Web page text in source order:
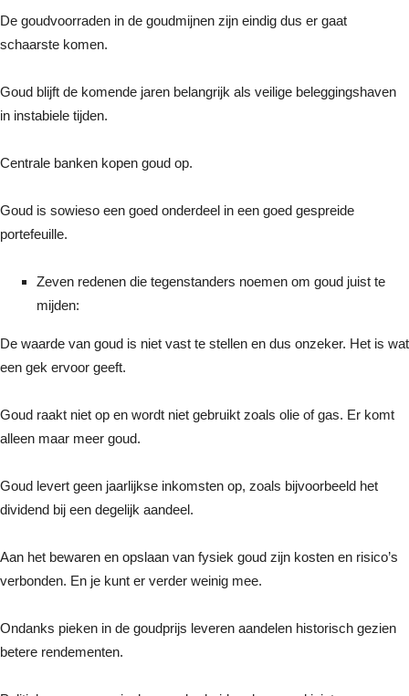
De goudvoorraden in de goudmijnen zijn eindig dus er gaat
schaarste komen.
Goud blijft de komende jaren belangrijk als veilige beleggingshaven
in instabiele tijden.
Centrale banken kopen goud op.
Goud is sowieso een goed onderdeel in een goed gespreide
portefeuille.
Zeven redenen die tegenstanders noemen om goud juist te
mijden:
De waarde van goud is niet vast te stellen en dus onzeker. Het is wat
een gek ervoor geeft.
Goud raakt niet op en wordt niet gebruikt zoals olie of gas. Er komt
alleen maar meer goud.
Goud levert geen jaarlijkse inkomsten op, zoals bijvoorbeeld het
dividend bij een degelijk aandeel.
Aan het bewaren en opslaan van fysiek goud zijn kosten en risico’s
verbonden. En je kunt er verder weinig mee.
Ondanks pieken in de goudprijs leveren aandelen historisch gezien
betere rendementen.